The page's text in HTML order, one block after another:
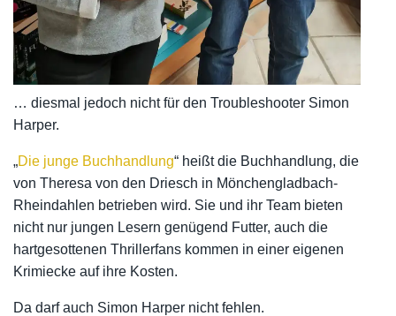
… diesmal jedoch nicht für den Troubleshooter Simon
Harper.
„Die junge Buchhandlung“ heißt die Buchhandlung, die
von Theresa von den Driesch in Mönchengladbach-
Rheindahlen betrieben wird. Sie und ihr Team bieten
nicht nur jungen Lesern genügend Futter, auch die
hartgesottenen Thrillerfans kommen in einer eigenen
Krimiecke auf ihre Kosten.
Da darf auch Simon Harper nicht fehlen.